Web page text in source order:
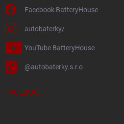
Facebook BatteryHouse
autobaterky/
YouTube BatteryHouse
@autobaterky.s.r.o
FACEBOOK